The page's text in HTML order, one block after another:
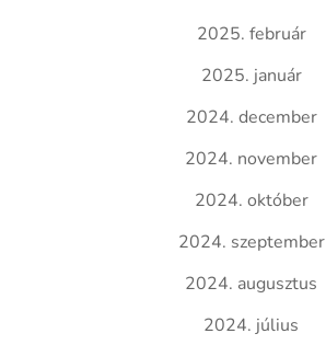
2025. február
2025. január
2024. december
2024. november
2024. október
2024. szeptember
2024. augusztus
2024. július